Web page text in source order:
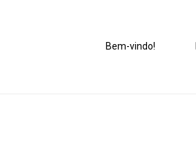
Bem-vindo!